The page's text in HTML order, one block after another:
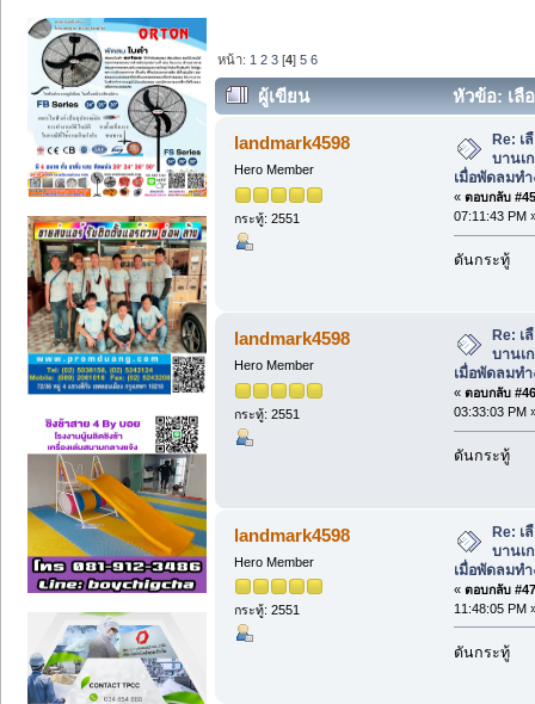
หน้า: 1 2 3 [4]5 6
ผู้เขียน
หัวข้อ: เลื
พัดลมทำงาน ช่วยป้องกันฝน (อ่าน 3485
landmark4598
Hero Member
กระทู้: 2551
Re: เ
บานเ
เมื่อพัดลมท
« ตอบกลับ
07:11:43 PM
ดันกระทู้
landmark4598
Hero Member
กระทู้: 2551
Re: เ
บานเ
เมื่อพัดลมท
« ตอบกลับ
03:33:03 PM
ดันกระทู้
landmark4598
Hero Member
กระทู้: 2551
Re: เ
บานเ
เมื่อพัดลมท
« ตอบกลับ
11:48:05 PM
ดันกระทู้